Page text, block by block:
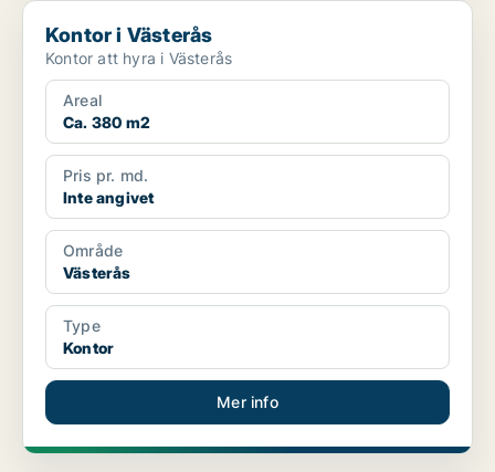
Kontor i Västerås
Kontor i Västerås
Kontor att hyra i Västerås
Areal
Ca. 380 m2
Pris pr. md.
Inte angivet
Område
Västerås
Type
Kontor
Mer info